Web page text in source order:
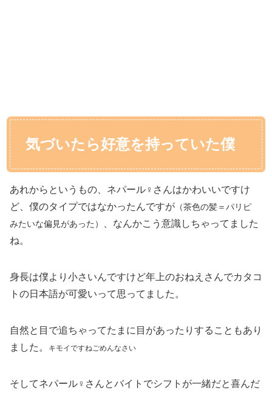
気づいたら好意を持っていた僕
あれからというもの、ネパール♀さんはかわいいですけ
ど、僕のタイプではなかったんですが （茶色の髪＝パリピ
みたいな偏見があった）
、なんかこう意識しちゃってました
ね。
身長は僕より小さいんですけど年上のおねえさんでカタコ
トの日本語が可愛いって思ってました。
自然と目で追ちゃってたまに目があったりすることもあり
ました。
キモイですねごめんなさい
そしてネパール♀さんとバイトでシフトが一緒だと喜んだ